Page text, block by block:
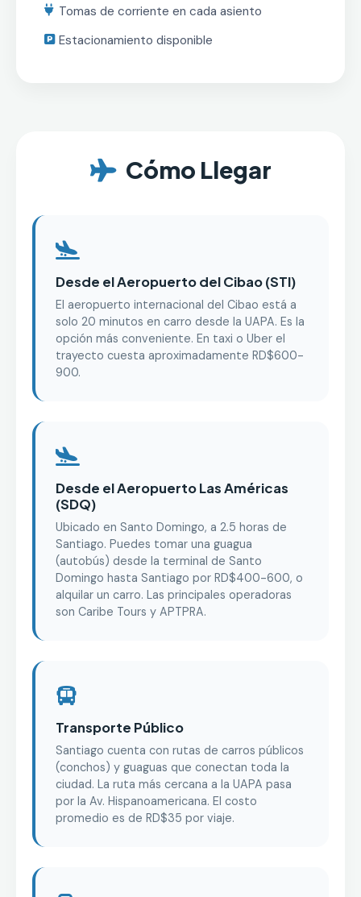
Tomas de corriente en cada asiento
Estacionamiento disponible
Cómo Llegar
Desde el Aeropuerto del Cibao (STI)
El aeropuerto internacional del Cibao está a
solo 20 minutos en carro desde la UAPA. Es la
opción más conveniente. En taxi o Uber el
trayecto cuesta aproximadamente RD$600-
900.
Desde el Aeropuerto Las Américas
(SDQ)
Ubicado en Santo Domingo, a 2.5 horas de
Santiago. Puedes tomar una guagua
(autobús) desde la terminal de Santo
Domingo hasta Santiago por RD$400-600, o
alquilar un carro. Las principales operadoras
son Caribe Tours y APTPRA.
Transporte Público
Santiago cuenta con rutas de carros públicos
(conchos) y guaguas que conectan toda la
ciudad. La ruta más cercana a la UAPA pasa
por la Av. Hispanoamericana. El costo
promedio es de RD$35 por viaje.